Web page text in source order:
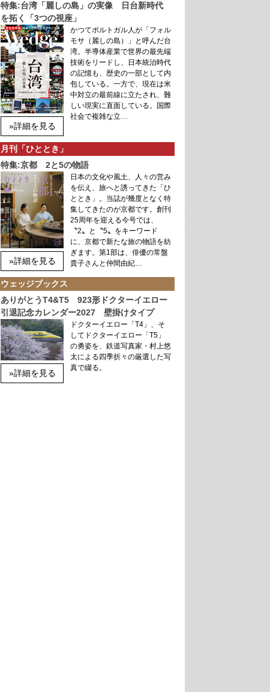
特集:台湾「麗しの島」の実像 日台新時代
を拓く「3つの視座」
»詳細を見る
かつてポルトガル人が「フォル
モサ（麗しの島）」と呼んだ台
湾。半導体産業で世界の最先端
技術をリードし、日本統治時代
の記憶も、歴史の一部として内
包している。一方で、現在は米
中対立の最前線に立たされ、難
しい現実に直面している。国際
社会で複雑な立…
月刊「ひととき」
特集:京都 2と5の物語
»詳細を見る
日本の文化や風土、人々の営み
を伝え、旅へと誘ってきた「ひ
ととき」。当誌が幾度となく特
集してきたのが京都です。創刊
25周年を迎える今号では、
〝2〟と〝5〟をキーワード
に、京都で新たな旅の物語を紡
ぎます。第1部は、俳優の常盤
貴子さんと仲間由紀…
ウェッジブックス
ありがとうT4&T5 923形ドクターイエロー
引退記念カレンダー2027 壁掛けタイプ
»詳細を見る
ドクターイエロー「T4」、そ
してドクターイエロー「T5」
の勇姿を、鉄道写真家・村上悠
太による四季折々の厳選した写
真で綴る。